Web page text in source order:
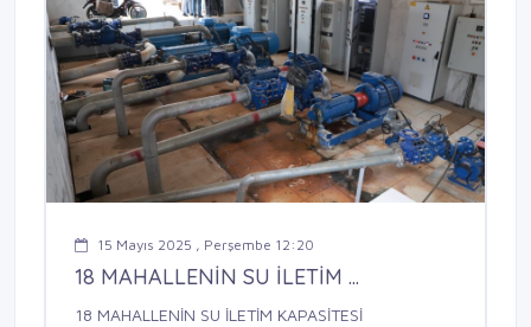
15 Mayıs 2025 , Perşembe 12:20
18 MAHALLENİN SU İLETİM ...
18 MAHALLENİN SU İLETİM KAPASİTESİ